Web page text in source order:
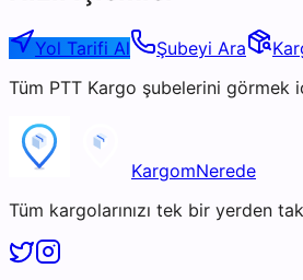
Yol Tarifi Al Şubeyi Ara
Tüm PTT Kargo şubelerini görmek
KargomNerede
Tüm kargolarınızı tek bir yerden